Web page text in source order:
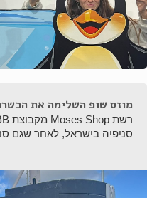
מוזס שופ השלימה את
סניפיה בישראל, לאחר שגם